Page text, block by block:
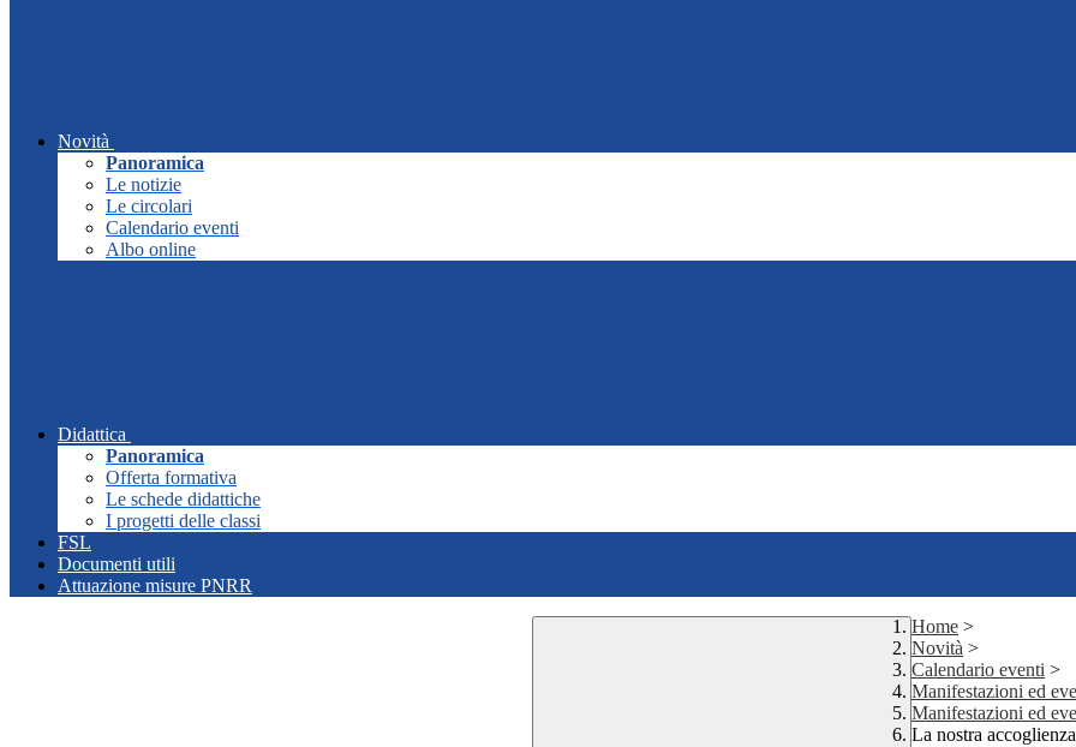
Novità
Panoramica
Le notizie
Le circolari
Calendario eventi
Albo online
Didattica
Panoramica
Offerta formativa
Le schede didattiche
I progetti delle classi
FSL
Documenti utili
Attuazione misure PNRR
Home >
Novità >
Calendario eventi >
Manifestazioni ed
Manifestazioni ed
La nostra